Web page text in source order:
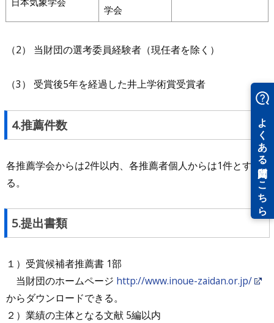
学会
（2） 当財団の選考委員経験者（現任者を除く）
（3） 受賞後5年を経過した井上学術賞受賞者
4.推薦件数
各推薦学会からは2件以内、各推薦者個人からは1件とす
る。
5.提出書類
１）受賞候補者推薦書 1部
当財団のホームページ http://www.inoue-zaidan.or.jp/
からダウンロードできる。
２）業績の主体となる文献 5編以内